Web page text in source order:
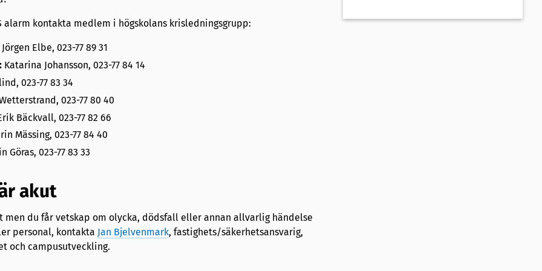
alarm kontakta medlem i högskolans krisledningsgrupp:
Elbe, 023-77 89 31
Katarina Johansson, 023-77 84 14
023-77 83 34
023-77 80 40
Bäckvall, 023-77 82 66
Mässing, 023-77 84 40
Göras, 023-77 83 33
akut
men du får vetskap om olycka, dödsfall eller annan allvarlig händelse
personal, kontakta Jan Bjelvenmark, fastighets/säkerhetsansvarig,
och campusutveckling.